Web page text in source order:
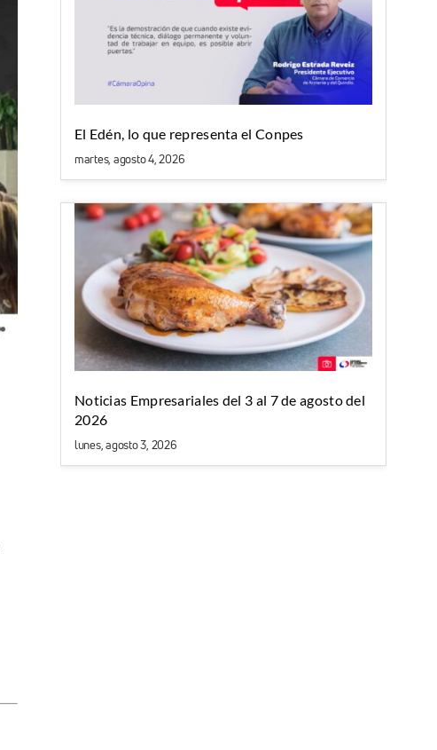
El Edén, lo que representa el Conpes
martes, agosto 4, 2026
Noticias Empresariales del 3 al 7 de agosto del
2026
lunes, agosto 3, 2026